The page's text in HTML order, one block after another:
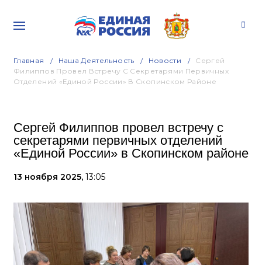
Главная Наша Деятельность Новости
Сергей
Филиппов Провел Встречу С Секретарями Первичных
Отделений «Единой России» В Скопинском Районе
Сергей Филиппов провел встречу с
секретарями первичных отделений
«Единой России» в Скопинском районе
13 ноября 2025, 13:05